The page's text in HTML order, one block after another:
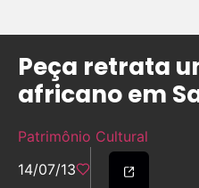
Peça retrata
africano em
Patrimônio Cultural
14/07/13